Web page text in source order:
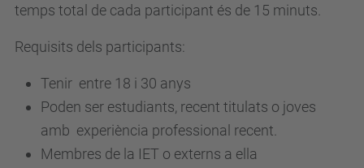
u
temps total de cada participant és de 15 minuts.
Requisits dels participants:
Tenir entre 18 i 30 anys
Poden ser estudiants, recent titulats o joves
amb experiència professional recent.
Membres de la IET o externs a ella